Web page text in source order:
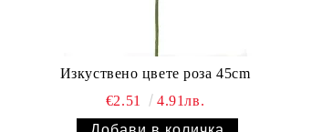
Изкуствено цвете роза 45cm
€2.51
4.91лв.